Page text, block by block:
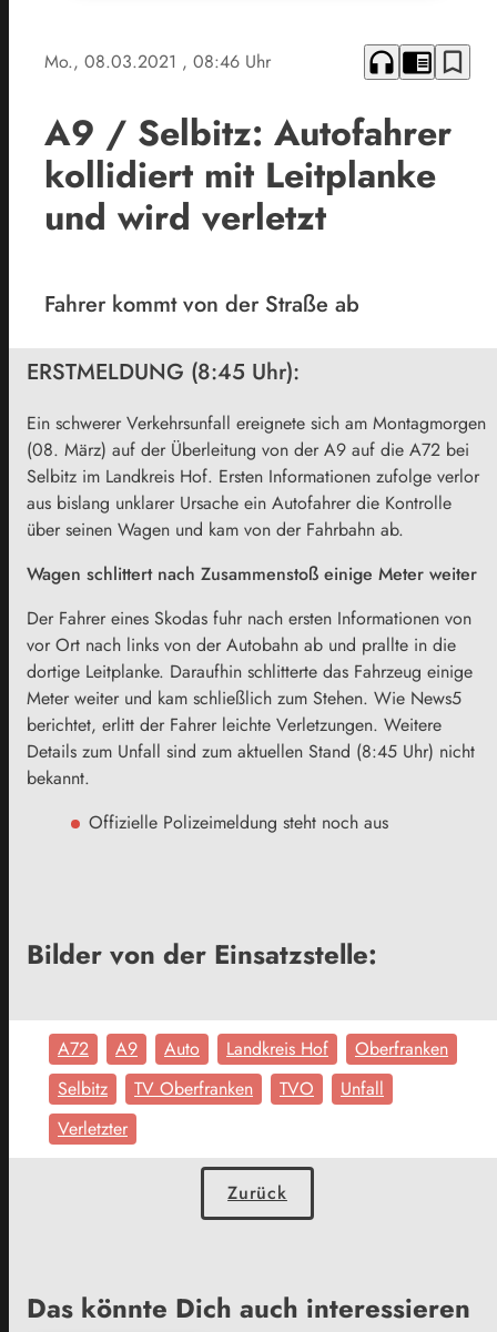
Mo., 08.03.2021 , 08:46 Uhr headphones chrome_reader_mode bookmark_border
A9 / Selbitz: Autofahrer
kollidiert mit Leitplanke
und wird verletzt
Fahrer kommt von der Straße ab
ERSTMELDUNG (8:45 Uhr):
Ein schwerer Verkehrsunfall ereignete sich am Montagmorgen
(08. März) auf der Überleitung von der A9 auf die A72 bei
Selbitz im Landkreis Hof. Ersten Informationen zufolge verlor
aus bislang unklarer Ursache ein Autofahrer die Kontrolle
über seinen Wagen und kam von der Fahrbahn ab.
Wagen schlittert nach Zusammenstoß einige Meter weiter
Der Fahrer eines Skodas fuhr nach ersten Informationen von
vor Ort nach links von der Autobahn ab und prallte in die
dortige Leitplanke. Daraufhin schlitterte das Fahrzeug einige
Meter weiter und kam schließlich zum Stehen. Wie News5
berichtet, erlitt der Fahrer leichte Verletzungen. Weitere
Details zum Unfall sind zum aktuellen Stand (8:45 Uhr) nicht
bekannt.
Offizielle Polizeimeldung steht noch aus
Bilder von der Einsatzstelle:
A72 A9 Auto Landkreis Hof
Oberfranken
Selbitz
TV Oberfranken TVO
Unfall
Verletzter
Zurück
Das könnte Dich auch interessieren